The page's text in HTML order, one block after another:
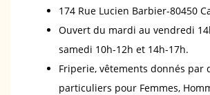
174 Rue Lucien Barbier-80450
Ouvert du mardi au vendredi
samedi 10h-12h et 14h-17h.
Friperie, vêtements donnés par
particuliers pour Femmes,